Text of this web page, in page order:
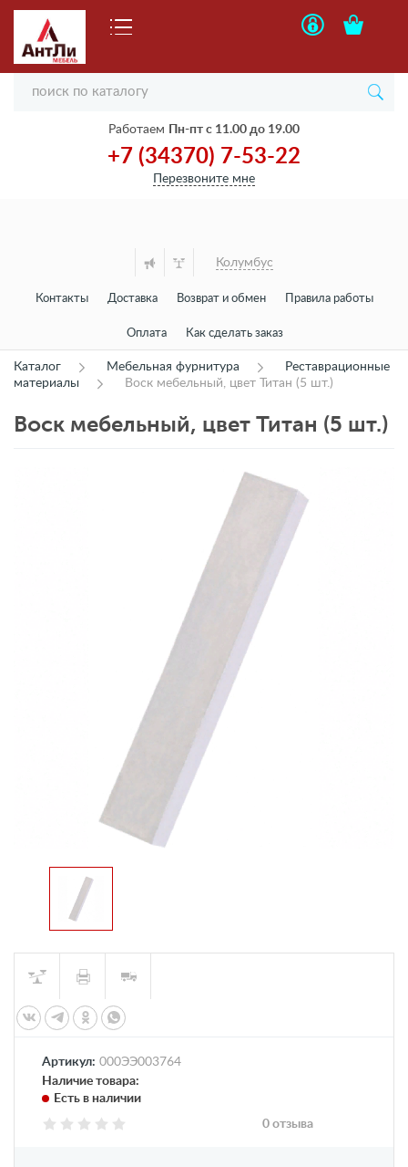
Работаем Пн-пт с 11.00 до 19.00
+7 (34370) 7-53-22
Перезвоните мне
Колумбус
Контакты Доставка Возврат и обмен Правила работы
Оплата Как сделать заказ
Каталог Мебельная фурнитура
Реставрационные
материалы
Воск мебельный, цвет Титан (5 шт.)
Воск мебельный, цвет Титан (5 шт.)
Артикул: 000ЭЭ003764
Наличие товара:
Есть в наличии
0 отзыва